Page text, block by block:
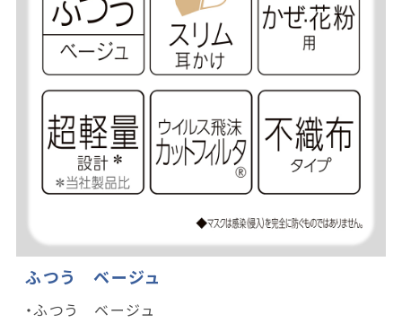
ふつう ベージュ
・ふつう ベージュ